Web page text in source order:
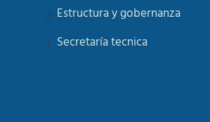
Estructura y gobernanza
Secretaría tecnica